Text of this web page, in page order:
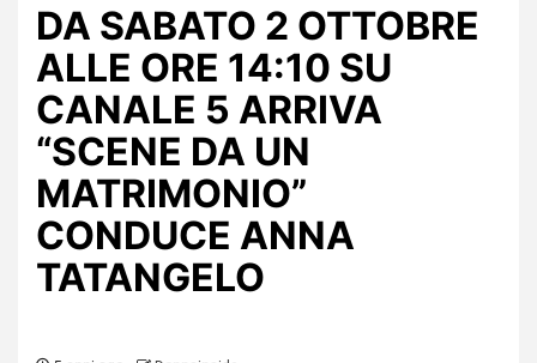
DA SABATO 2 OTTOBRE
ALLE ORE 14:10 SU
CANALE 5 ARRIVA
“SCENE DA UN
MATRIMONIO”
CONDUCE ANNA
TATANGELO